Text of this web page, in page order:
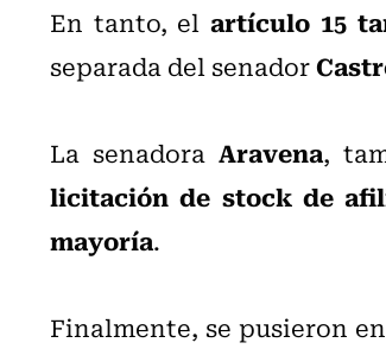
En tanto, elartículo 15
separada del senador
La senadora Aravena,
licitación de stock de
mayoría.
Finalmente, se pusieron